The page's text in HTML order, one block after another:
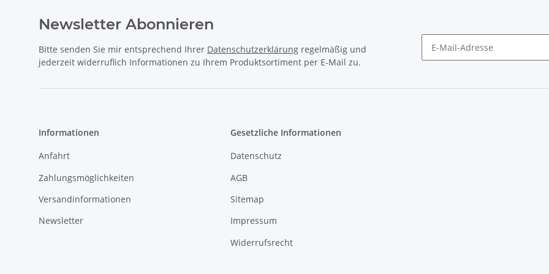
Newsletter Abonnieren
Bitte senden Sie mir entsprechend Ihrer Datenschutzerklärung regelmäßig und
jederzeit widerruflich Informationen zu Ihrem Produktsortiment per E-Mail zu.
Informationen
Anfahrt
Zahlungsmöglichkeiten
Versandinformationen
Newsletter
Gesetzliche Informationen
Datenschutz
AGB
Sitemap
Impressum
Widerrufsrecht